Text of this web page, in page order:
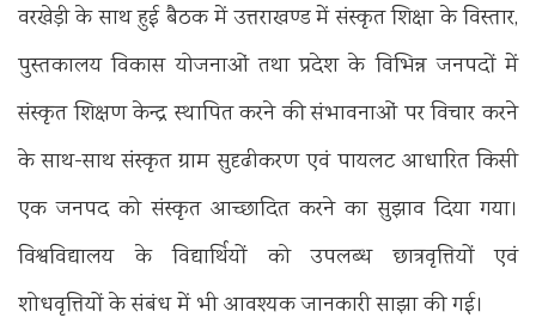
वरखेड़ी के साथ हुई बैठक में उत्तराखण्ड में संस्कृत शिक्षा के विस्तार,
पुस्तकालय विकास योजनाओं तथा प्रदेश के विभिन्न जनपदों में
संस्कृत शिक्षण केन्द्र स्थापित करने की संभावनाओं पर विचार करने
के साथ-साथ संस्कृत ग्राम सुदृढीकरण एवं पायलट आधारित किसी
एक जनपद को संस्कृत आच्छादित करने का सुझाव दिया गया।
विश्वविद्यालय के विद्यार्थियों को उपलब्ध छात्रवृत्तियों एवं
शोधवृत्तियों के संबंध में भी आवश्यक जानकारी साझा की गई।